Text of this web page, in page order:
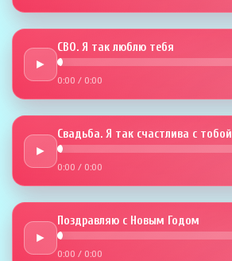
►
СВО. Я так люблю тебя
0:00 / 0:00
►
Свадьба. Я так счастлива с тобой
0:00 / 0:00
►
Поздравляю с Новым Годом
0:00 / 0:00